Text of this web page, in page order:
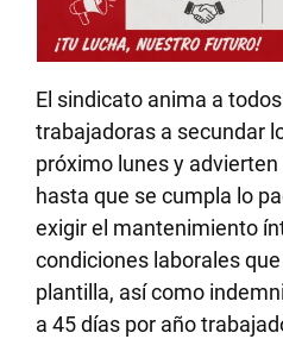
El sindicato anima a
trabajadoras a secundar
próximo lunes y
hasta que se cumpla lo
exigir el mantenimiento
condiciones laborales
plantilla, así como
a 45 días por año